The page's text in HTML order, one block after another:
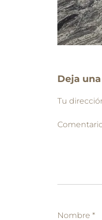
Deja
Tu
Nombre *